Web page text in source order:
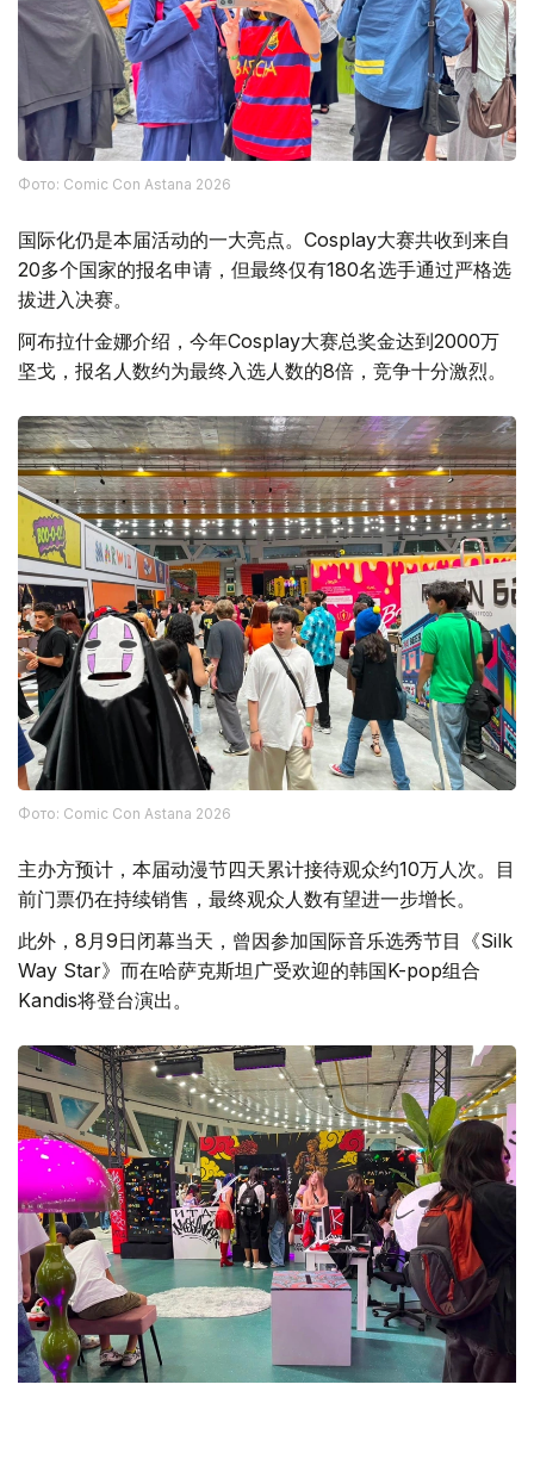
Фото: Comic Con Astana 2026
国际化仍是本届活动的一大亮点。Cosplay大赛共收到来自
20多个国家的报名申请，但最终仅有180名选手通过严格选
拔进入决赛。
阿布拉什金娜介绍，今年Cosplay大赛总奖金达到2000万
坚戈，报名人数约为最终入选人数的8倍，竞争十分激烈。
Фото: Comic Con Astana 2026
主办方预计，本届动漫节四天累计接待观众约10万人次。目
前门票仍在持续销售，最终观众人数有望进一步增长。
此外，8月9日闭幕当天，曾因参加国际音乐选秀节目《Silk
Way Star》而在哈萨克斯坦广受欢迎的韩国K-pop组合
Kandis将登台演出。